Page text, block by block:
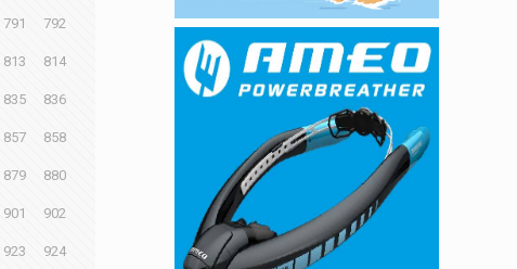
791 792
813 814
835 836
857 858
879 880
901 902
923 924